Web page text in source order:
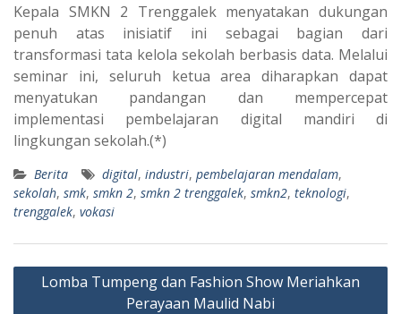
Kepala SMKN 2 Trenggalek menyatakan dukungan
penuh atas inisiatif ini sebagai bagian dari
transformasi tata kelola sekolah berbasis data. Melalui
seminar ini, seluruh ketua area diharapkan dapat
menyatukan pandangan dan mempercepat
implementasi pembelajaran digital mandiri di
lingkungan sekolah.(*)
Berita digital, industri, pembelajaran mendalam,
sekolah, smk, smkn 2, smkn 2 trenggalek, smkn2, teknologi,
trenggalek, vokasi
Post
Lomba Tumpeng dan Fashion Show Meriahkan
Perayaan Maulid Nabi